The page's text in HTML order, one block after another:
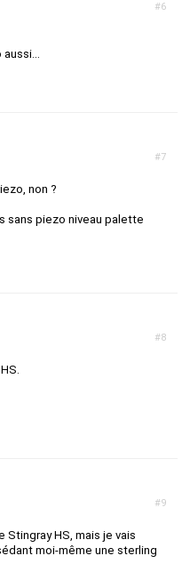
#6
#7
non ?
sans piezo niveau palette
#8
#9
Stingray HS, mais je vais
moi-même une sterling